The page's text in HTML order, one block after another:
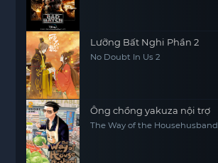
Lưỡng Bất Nghi Phần 2
No Doubt In Us 2
Ông chồng yakuza nội trợ
The Way of the Househusband